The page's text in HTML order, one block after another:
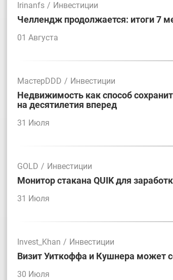
Irinanfs / Инвестиции
Челлендж продолжается: итоги 7
01 Августа
МастерDDD / Инвестиции
Недвижимость как способ
на десятилетия вперед
31 Июля
GOLD / Инвестиции
Монитор стакана QUIK для
31 Июля
Invest_Khan / Инвестиции
Визит Уиткоффа и Кушнера может
30 Июля